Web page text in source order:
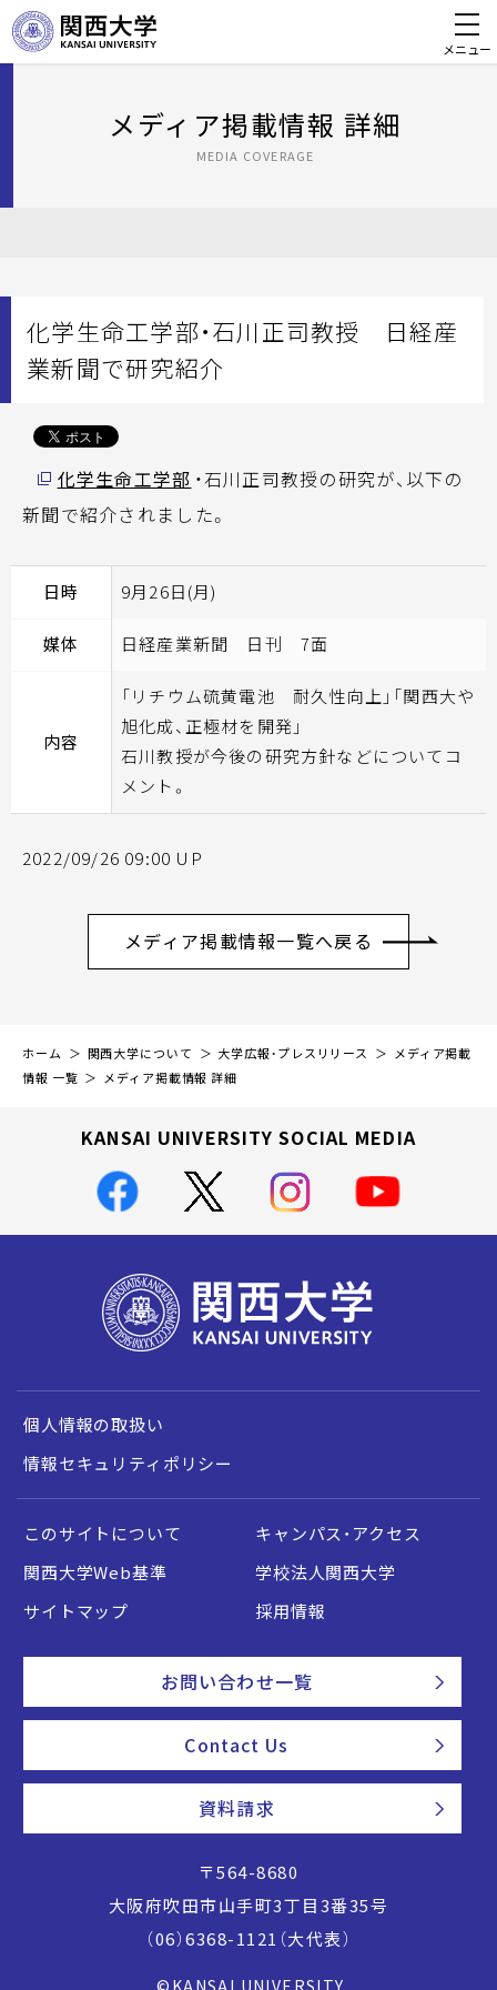
メニュー
メディア掲載情報 詳細
MEDIA COVERAGE
化学生命工学部・石川正司教授 日経産
業新聞で研究紹介
化学生命工学部 ・石川正司教授の研究が、以下の
新聞で紹介されました。
日時 9月26日(月)
媒体 日経産業新聞 日刊 7面
内容
「リチウム硫黄電池 耐久性向上」「関西大や
旭化成、正極材を開発」
石川教授が今後の研究方針などについてコ
メント。
2022/09/26 09:00 UP
メディア掲載情報一覧へ戻る
ホーム 関西大学について 大学広報・プレスリリース
メディア掲載
情報 一覧
メディア掲載情報 詳細
KANSAI UNIVERSITY SOCIAL MEDIA
個人情報の取扱い
情報セキュリティポリシー
このサイトについて
キャンパス・アクセス
関西大学Web基準
学校法人関西大学
サイトマップ
採用情報
お問い合わせ一覧
Contact Us
資料請求
〒564-8680
大阪府吹田市山手町3丁目3番35号
（06）6368-1121（大代表）
©KANSAI UNIVERSITY